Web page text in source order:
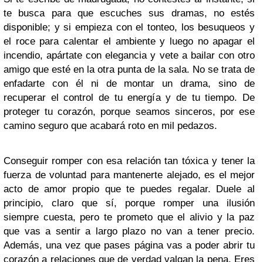
te busca para que escuches sus dramas, no estés
disponible; y si empieza con el tonteo, los besuqueos y
el roce para calentar el ambiente y luego no apagar el
incendio, apártate con elegancia y vete a bailar con otro
amigo que esté en la otra punta de la sala. No se trata de
enfadarte con él ni de montar un drama, sino de
recuperar el control de tu energía y de tu tiempo. De
proteger tu corazón, porque seamos sinceros, por ese
camino seguro que acabará roto en mil pedazos.
Conseguir romper con esa relación tan tóxica y tener la
fuerza de voluntad para mantenerte alejado, es el mejor
acto de amor propio que te puedes regalar. Duele al
principio, claro que sí, porque romper una ilusión
siempre cuesta, pero te prometo que el alivio y la paz
que vas a sentir a largo plazo no van a tener precio.
Además, una vez que pases página vas a poder abrir tu
corazón a relaciones que de verdad valgan la pena. Eres